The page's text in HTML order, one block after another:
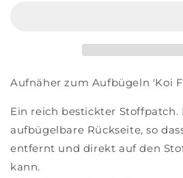
Aufnäher zum Aufbügeln 'Koi
Ein reich bestickter Stoffpatch.
aufbügelbare Rückseite, so
entfernt und direkt auf den
kann.